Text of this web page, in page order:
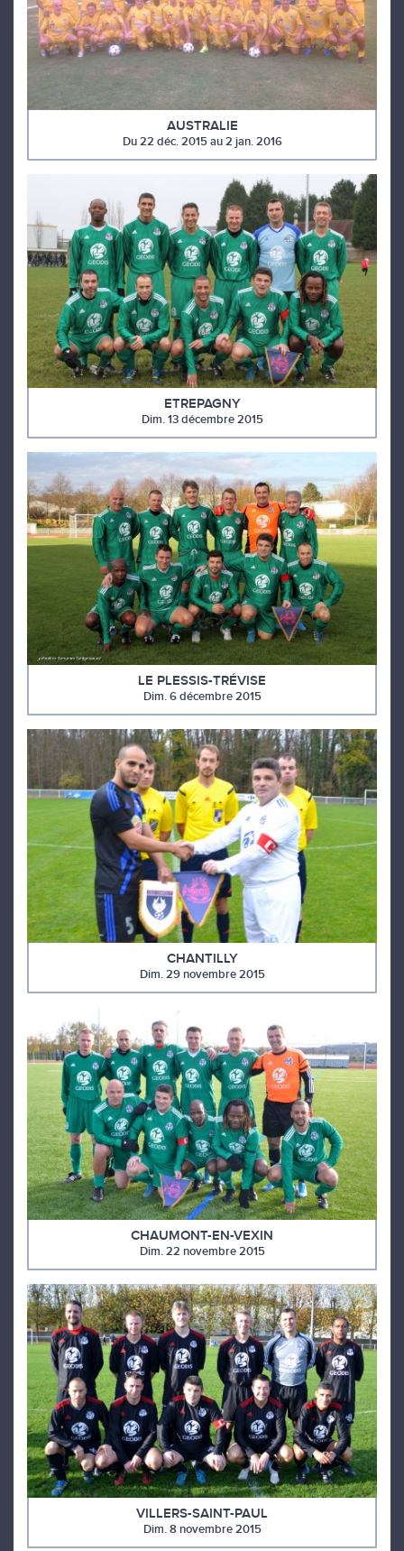
AUSTRALIE
Du 22 déc. 2015 au 2 jan. 2016
ETREPAGNY
Dim. 13 décembre 2015
LE PLESSIS-TRÉVISE
Dim. 6 décembre 2015
CHANTILLY
Dim. 29 novembre 2015
CHAUMONT-EN-VEXIN
Dim. 22 novembre 2015
VILLERS-SAINT-PAUL
Dim. 8 novembre 2015